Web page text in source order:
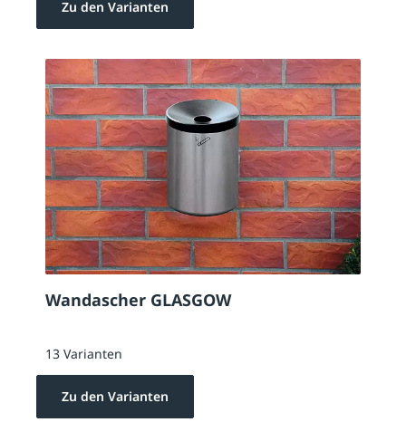
Zu den Varianten
Wandascher GLASGOW
13 Varianten
Zu den Varianten